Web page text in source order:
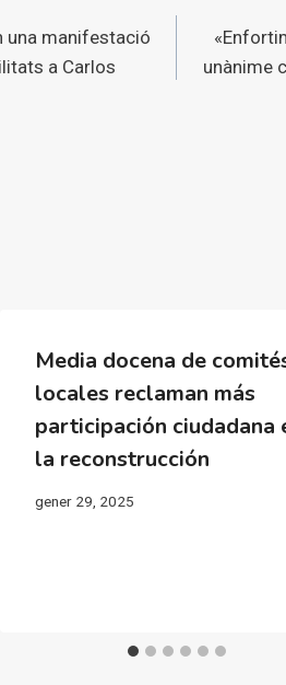
una manifestació
a Carlos
unànime
Media docena de
locales reclaman más
participación ciudadana
la reconstrucción
gener 29, 2025